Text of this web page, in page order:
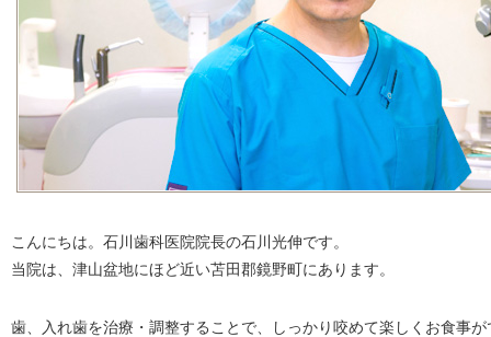
こんにちは。石川歯科医院院長の石川光伸です。
当院は、津山盆地にほど近い苫田郡鏡野町にあります。
歯、入れ歯を治療・調整することで、しっかり咬めて楽しくお食事